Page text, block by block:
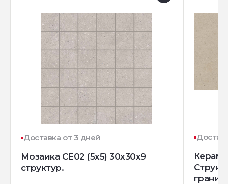
Доставка от 3 дней
Мозаика CE02 (5x5) 30x30x9
структур.
гранит)